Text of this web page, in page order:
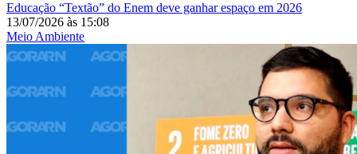
Educação “Textão” do Enem deve ganhar espaço em 2026
13/07/2026 às 15:08
Meio Ambiente